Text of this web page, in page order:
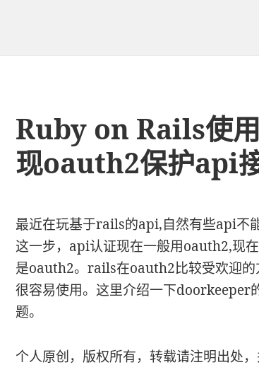
Ruby on Rails使
现oauth2保护api
最近在玩基于rails的api,自然有些api不
这一步，api认证现在一般用oauth2,现
是oauth2。rails在oauth2比较受欢迎
很容易使用。这里介绍一下doorkeeper
题。
个人原创，版权所有，转载请注明出处，